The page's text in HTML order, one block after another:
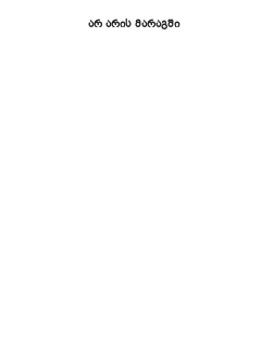
ᲐᲠ ᲐᲠᲘᲡ ᲛᲐᲠᲐᲒᲨᲘ